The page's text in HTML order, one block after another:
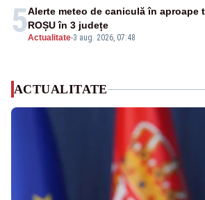
5Actualitate-3 aug. 2026, 07:48
Alerte meteo de caniculă în aproape
ROȘU în 3 județe
ACTUALITATE